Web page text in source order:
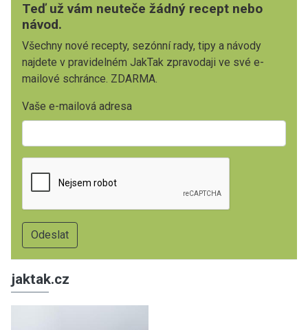
Teď už vám neuteče žádný recept nebo
návod.
Všechny nové recepty, sezónní rady, tipy a návody
najdete v pravidelném JakTak zpravodaji ve své e-
mailové schránce. ZDARMA.
Vaše e-mailová adresa
jaktak.cz